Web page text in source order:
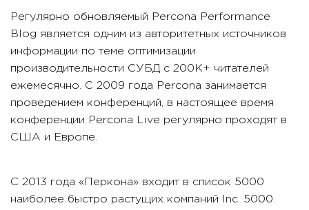
Регулярно обновляемый Percona Performance
Blog является одним из авторитетных источников
информации по теме оптимизации
производительности СУБД с 200К+ читателей
ежемесячно. С 2009 года Percona занимается
проведением конференций, в настоящее время
конференции Percona Live регулярно проходят в
США и Европе.
С 2013 года «Перкона» входит в список 5000
наиболее быстро растущих компаний Inc. 5000.